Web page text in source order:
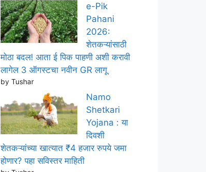
e-Pik
Pahani
2026:
शेतकऱ्यांसाठी
मोठा बदल! आता ई पिक पाहणी अशी करावी
लागेल 3 ऑगस्टचा नवीन GR लागू
by Tushar
Namo
Shetkari
Yojana : या
दिवशी
शेतकऱ्यांच्या खात्यात ₹4 हजार रुपये जमा
होणार? पहा सविस्तर माहिती